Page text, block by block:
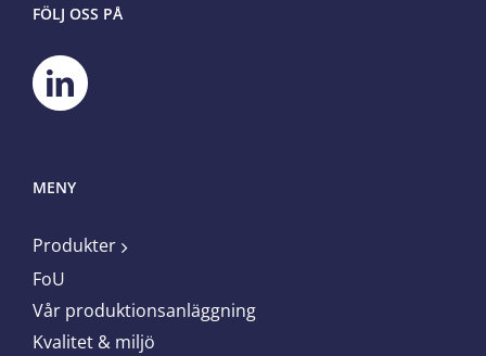
FÖLJ OSS PÅ
MENY
Produkter
FoU
Vår produktionsanläggning
Kvalitet & miljö